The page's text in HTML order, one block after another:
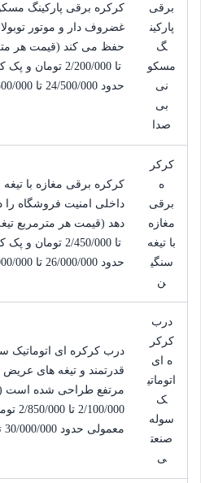
برقی
پارکین
گ
مسکو
نی
بی
صدا
کرکره برقی پارکینگ
غضروف دار و موتور
حفظ می کند (قیمت هر
تا 2/200/000 تومان و پک
حدود 24/500/000 تا 000
کرکر
ه
برقی
مغازه
با تیغه
سنگی
ن
کرکره برقی مغازه با
داخلی امنیت فروشگاه
دهد (قیمت هر مترمربع
تا 2/450/000 تومان و پک
حدود 26/000/000 تا 000
درب
کرکر
ه ای
اتوماتی
ک
سوله
صنعت
ی
درب کرکره ای اتوماتیک
قدرتمند و تیغه های
مرتفع طراحی شده است
2/100/000 تا 2/850/000
معمولی حدود 30/000/000